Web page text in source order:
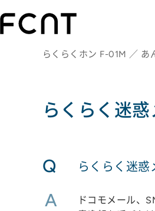
らくらくホン F-01M ／ あ
らくらく迷
Q らくらく迷惑
A
ドコモメール、